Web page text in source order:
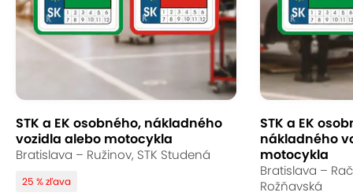
STK a EK osobného, nákladného
vozidla alebo motocykla
Bratislava – Ružinov, STK Studená
25 % zľava
STK a EK
nákladného
motocykla
Bratislava –
Rožňavská